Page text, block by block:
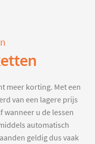
meer korting. Met een
van een lagere prijs
wanneer u de lessen
automatisch
geldig dus vaak